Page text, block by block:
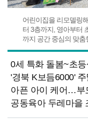
어린이집을 리모델링
터 3층까지, 영아부터
까지 공간 중심의 맞춤
0세 특화 돌봄~초
'경북 K보듬6000'
아픈 아이 케어…부
공동육아 두레마을